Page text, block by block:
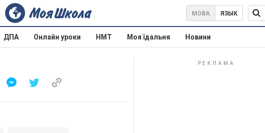
МОВА ЯЗЫК
ДПА Онлайн уроки НМТ Моя їдальня Новини